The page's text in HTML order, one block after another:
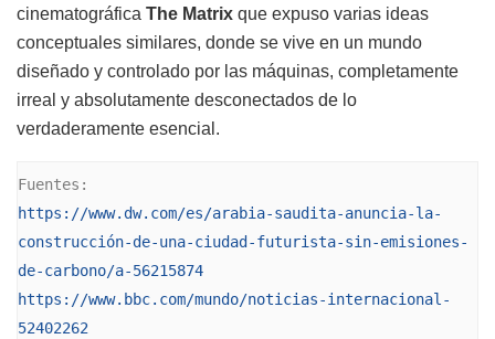
cinematográfica The Matrix que expuso varias ideas
conceptuales similares, donde se vive en un mundo
diseñado y controlado por las máquinas, completamente
irreal y absolutamente desconectados de lo
verdaderamente esencial.
https://www.dw.com/es/arabia-saudita-anuncia-la-
construcción-de-una-ciudad-futurista-sin-emisiones-
de-carbono/a-56215874
https://www.bbc.com/mundo/noticias-internacional-
52402262